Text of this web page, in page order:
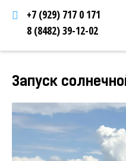
+7 (929) 717 0 171
8 (8482) 39-12-02
Запуск